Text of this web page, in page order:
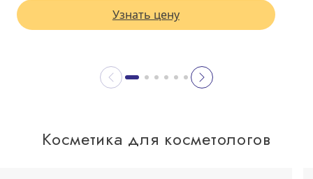
Узнать цену
Косметика для косметологов